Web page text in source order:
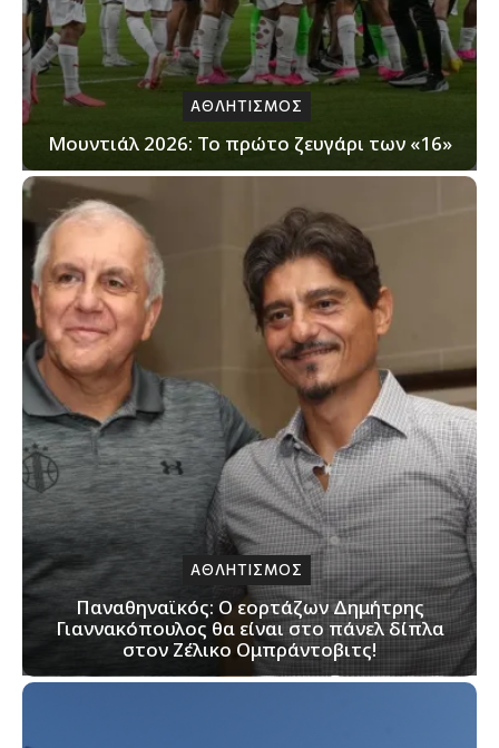
ΑΘΛΗΤΙΣΜΟΣ
Μουντιάλ 2026: Το πρώτο ζευγάρι των «16»
ΑΘΛΗΤΙΣΜΟΣ
Παναθηναϊκός: Ο εορτάζων Δημήτρης
Γιαννακόπουλος θα είναι στο πάνελ δίπλα
στον Ζέλικο Ομπράντοβιτς!